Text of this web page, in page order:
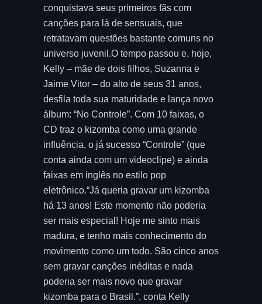
conquistava seus primeiros fãs com
canções para lá de sensuais, que
retratavam questões bastante comuns no
universo juvenil.O tempo passou e, hoje,
Kelly – mãe de dois filhos, Suzanna e
Jaime Vitor – do alto de seus 31 anos,
desfila toda sua maturidade e lança novo
álbum: “No Controle”. Com 10 faixas, o
CD traz o kizomba como uma grande
influência, o já sucesso “Controle” (que
conta ainda com um videoclipe) e ainda
faixas em inglês no estilo pop
eletrônico.“Já queria gravar um kizomba
há 13 anos! Este momento não poderia
ser mais especial! Hoje me sinto mais
madura, e tenho mais conhecimento do
movimento como um todo. São cinco anos
sem gravar canções inéditas e nada
poderia ser mais novo que gravar
kizomba para o Brasil.”, conta Kelly